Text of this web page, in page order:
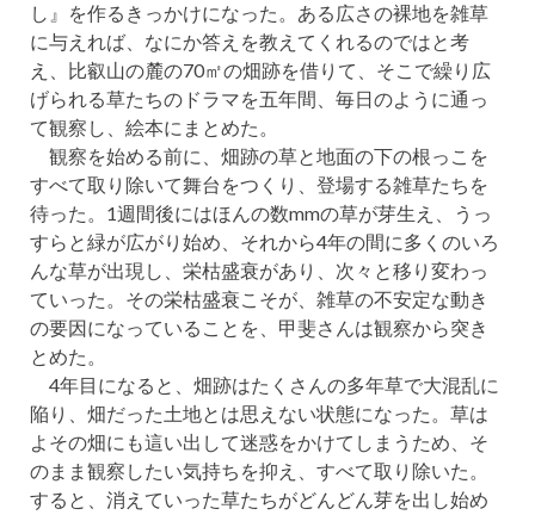
し』を作るきっかけになった。ある広さの裸地を雑草
に与えれば、なにか答えを教えてくれるのではと考
え、比叡山の麓の70㎡の畑跡を借りて、そこで繰り広
げられる草たちのドラマを五年間、毎日のように通っ
て観察し、絵本にまとめた。
観察を始める前に、畑跡の草と地面の下の根っこを
すべて取り除いて舞台をつくり、登場する雑草たちを
待った。1週間後にはほんの数mmの草が芽生え、うっ
すらと緑が広がり始め、それから4年の間に多くのいろ
んな草が出現し、栄枯盛衰があり、次々と移り変わっ
ていった。その栄枯盛衰こそが、雑草の不安定な動き
の要因になっていることを、甲斐さんは観察から突き
とめた。
4年目になると、畑跡はたくさんの多年草で大混乱に
陥り、畑だった土地とは思えない状態になった。草は
よその畑にも這い出して迷惑をかけてしまうため、そ
のまま観察したい気持ちを抑え、すべて取り除いた。
すると、消えていった草たちがどんどん芽を出し始め